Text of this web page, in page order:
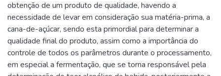
obtenção de um produto de qualidade, havendo a
necessidade de levar em consideração sua matéria-prima, a
cana-de-açúcar, sendo esta primordial para determinar a
qualidade final do produto, assim como a importância do
controle de todos os parâmetros durante o processamento,
em especial a fermentação, que se torna responsável pela